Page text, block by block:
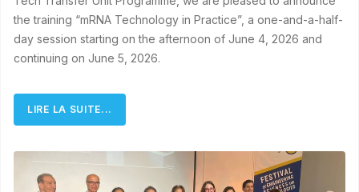
the training “mRNA Technology in Practice”, a one-and-a-half-
day session starting on the afternoon of June 4, 2026 and
continuing on June 5, 2026.
LIRE LA SUITE...